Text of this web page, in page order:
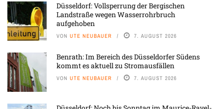
Düsseldorf: Vollsperrung der Bergischen
Landstraße wegen Wasserrohrbruch
aufgehoben
VON UTE NEUBAUER 7. AUGUST 2026
Benrath: Im Bereich des Düsseldorfer Südens
kommt es aktuell zu Stromausfällen
VON UTE NEUBAUER 7. AUGUST 2026